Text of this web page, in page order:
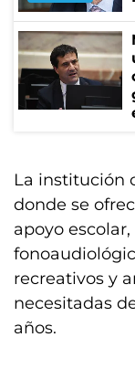
La institución
donde se
apoyo
recreativos y
necesitadas
años.